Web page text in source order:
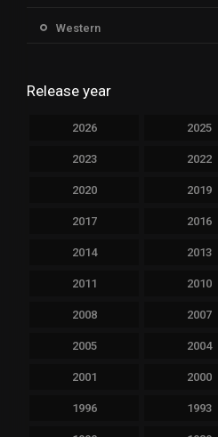
Western
Release year
2026 2025
2023 2022
2020 2019
2017 2016
2014 2013
2011 2010
2008 2007
2005 2004
2001 2000
1996 1993